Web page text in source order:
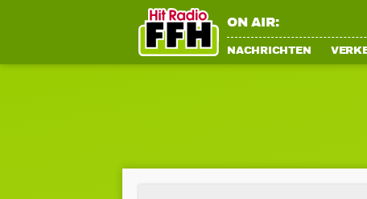
ON AIR:
NACHRICHTEN